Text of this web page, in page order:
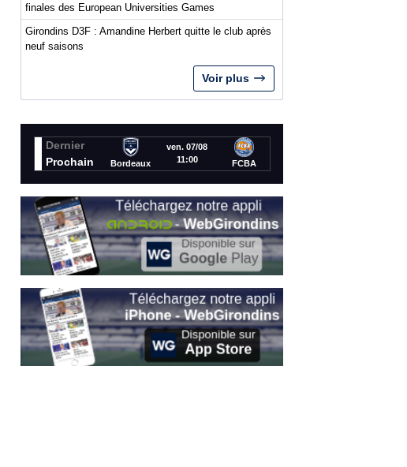
finales des European Universities Games
Girondins D3F : Amandine Herbert quitte le club après
neuf saisons
Voir plus
Dernier
Prochain
Bordeaux
ven. 07/08
11:00
FCBA